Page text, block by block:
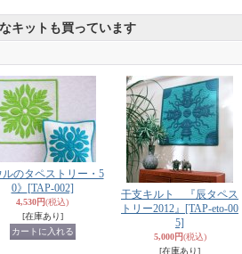
キットも買っています
ルのタペストリー・5
0》 [TAP-002]
4,530円(税込)
[在庫あり]
干支キルト 『辰タペス
トリー2012』 [TAP-eto-00
5]
5,000円(税込)
[在庫あり]